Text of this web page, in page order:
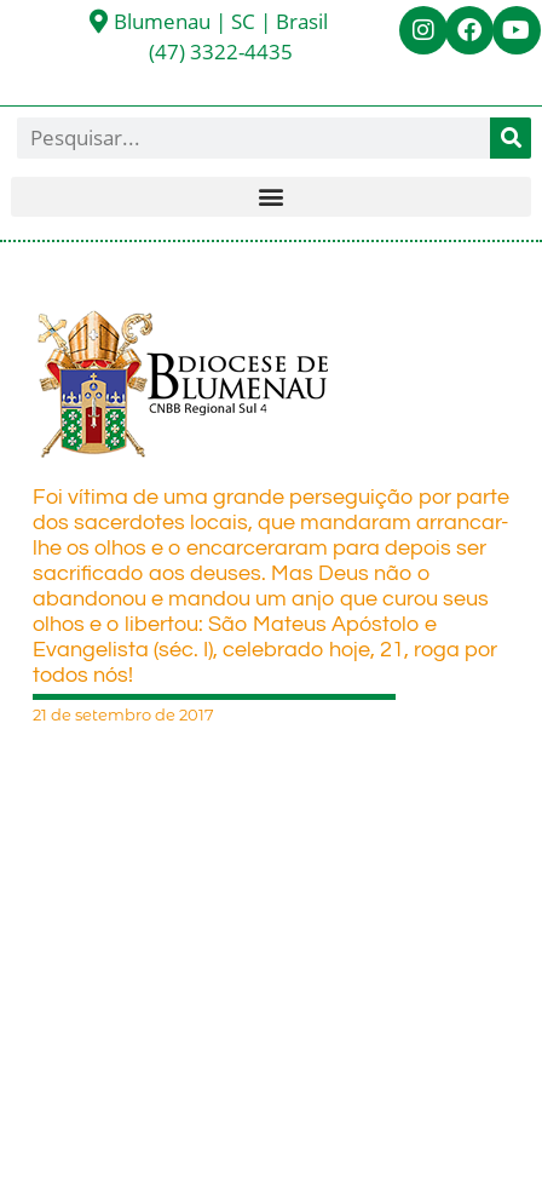
Blumenau | SC | Brasil
(47) 3322-4435
Foi vítima de uma grande perseguição por parte
dos sacerdotes locais, que mandaram arrancar-
lhe os olhos e o encarceraram para depois ser
sacrificado aos deuses. Mas Deus não o
abandonou e mandou um anjo que curou seus
olhos e o libertou: São Mateus Apóstolo e
Evangelista (séc. I), celebrado hoje, 21, roga por
todos nós!
21 de setembro de 2017